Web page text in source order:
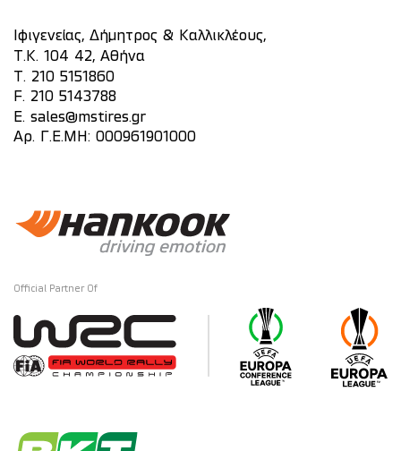
Ιφιγενείας, Δήμητρος & Καλλικλέους,
Τ.Κ. 104 42, Αθήνα
T. 210 5151860
F. 210 5143788
E. sales@mstires.gr
Αρ. Γ.Ε.ΜΗ: 000961901000
Official Partner Of